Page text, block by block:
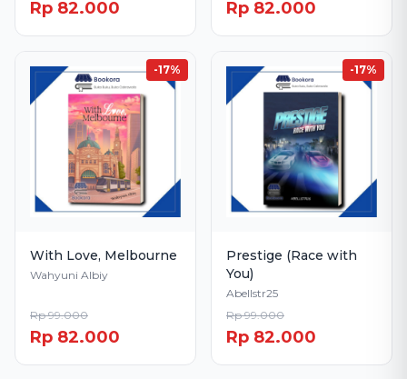
Rp 82.000 Rp 82.000
-17%
With Love, Melbourne
Wahyuni Albiy
Rp 99.000
Rp 82.000
-17%
Prestige (Race with
You)
Abellstr25
Rp 99.000
Rp 82.000